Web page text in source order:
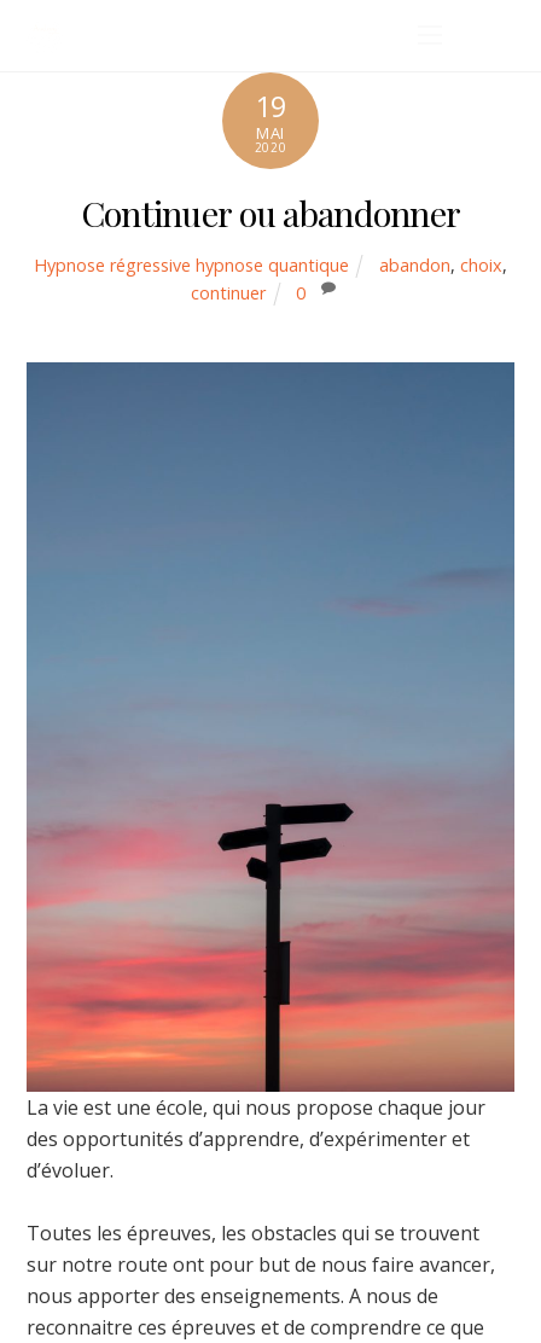
19
MAI
2020
Continuer ou abandonner
Hypnose régressive hypnose quantique abandon,choix,
continuer
0
La vie est une école, qui nous propose chaque jour
des opportunités d’apprendre, d’expérimenter et
d’évoluer.
Toutes les épreuves, les obstacles qui se trouvent
sur notre route ont pour but de nous faire avancer,
nous apporter des enseignements. A nous de
reconnaitre ces épreuves et de comprendre ce que